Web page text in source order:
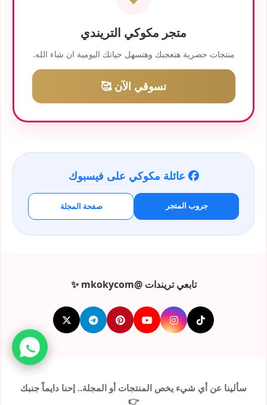
متجر مكوكي التريندي
منتجات حصرية هتعجبك وهتسهل حياتك اليومية ان شاء الله.
تسوقي الآن 🥰
عائلة مكوكي على فيسبوك
جروب المتجر صفحة المجلة
تابعي تريندات @mkokycom ✨
سألينا عن أي شيء يخص المنتجات أو المجلة.. إحنا دايماً جنبك
👉